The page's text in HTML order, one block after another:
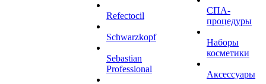
Refectocil
Schwarzkopf
Sebastian
Professional
СПА-
процедуры
Наборы
косметики
Аксессуары